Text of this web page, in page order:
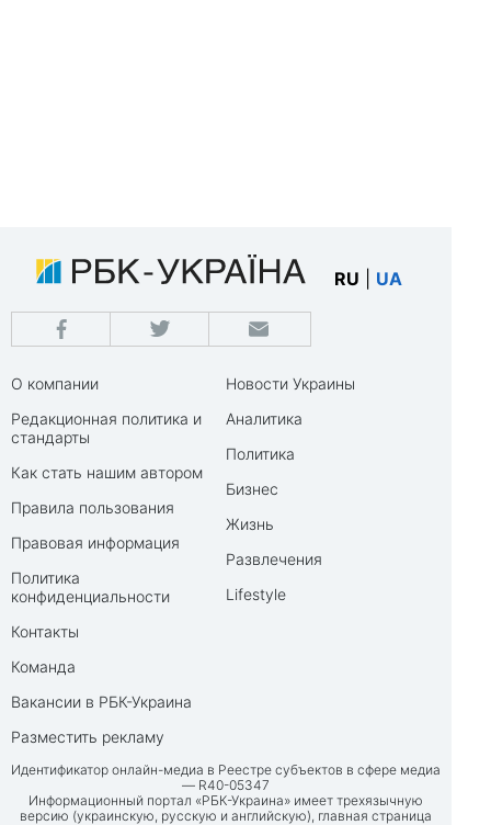
RU UA
О компании
Редакционная политика и
стандарты
Как стать нашим автором
Правила пользования
Правовая информация
Политика
конфиденциальности
Контакты
Команда
Вакансии в РБК-Украина
Разместить рекламу
Новости Украины
Аналитика
Политика
Бизнес
Жизнь
Развлечения
Lifestyle
Идентификатор онлайн-медиа в Реестре субъектов в сфере медиа
— R40-05347
Информационный портал «РБК-Украина» имеет трехязычную
версию (украинскую, русскую и английскую), главная страница